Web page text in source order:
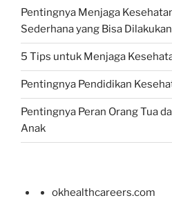
Pentingnya Menjaga
Sederhana yang Bisa Dilakukan
5 Tips untuk Menjaga
Pentingnya Pendidikan
Pentingnya Peran Orang Tua
Anak
okhealthcareers.com